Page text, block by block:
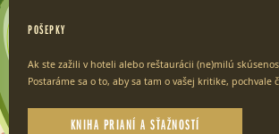
POŠEPKY
Ak ste zažili v hoteli alebo reštaurácii (ne)milú
Postaráme sa o to, aby sa tam o vašej kritike, pochvale
KNIHA PRIANÍ A SŤAŽNOSTÍ